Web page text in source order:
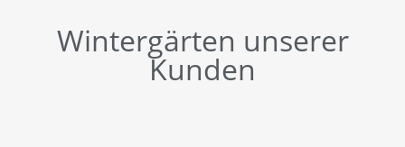
Wintergärten unserer
Kunden